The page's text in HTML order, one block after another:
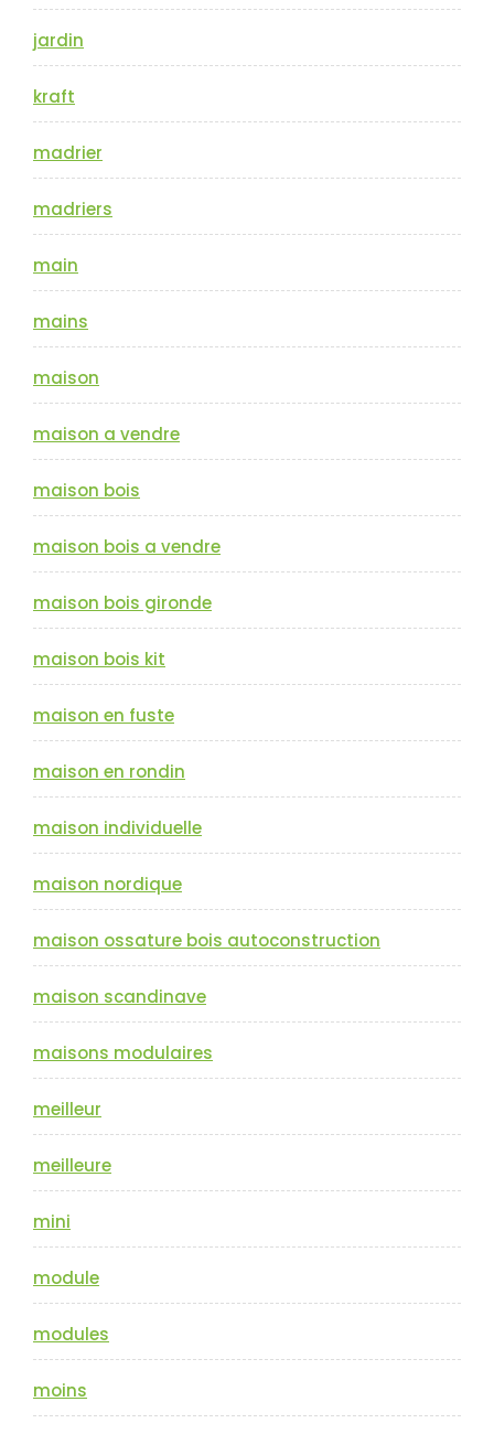
jardin
kraft
madrier
madriers
main
mains
maison
maison a vendre
maison bois
maison bois a vendre
maison bois gironde
maison bois kit
maison en fuste
maison en rondin
maison individuelle
maison nordique
maison ossature bois autoconstruction
maison scandinave
maisons modulaires
meilleur
meilleure
mini
module
modules
moins